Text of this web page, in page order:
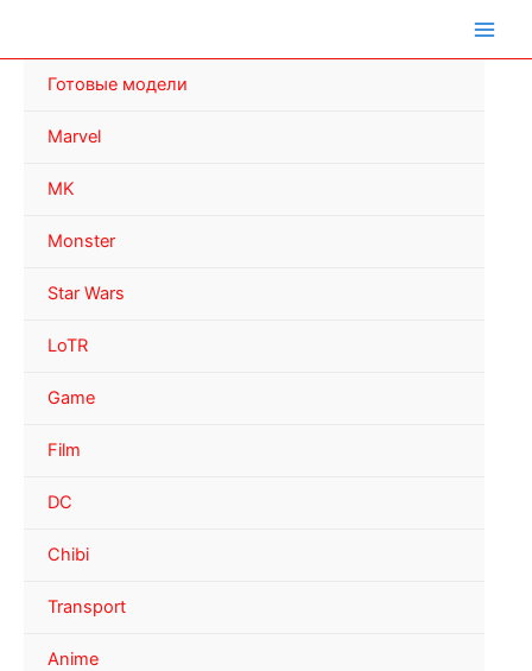
Готовые модели
Marvel
MK
Monster
Star Wars
LoTR
Game
Film
DC
Chibi
Transport
Anime